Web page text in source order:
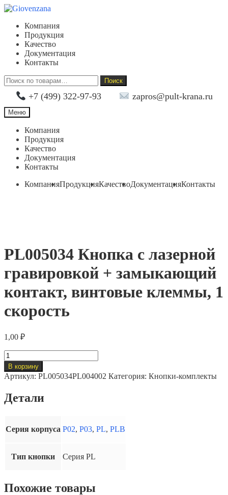
Перейти
навигации
Перейти
содержимому
Компания
Продукция
Качество
Документация
Контакты
Искать:
Поиск
+7 (499) 322-97-93 zapros@pult-krana.ru
Меню
Компания
Продукция
Качество
Документация
Контакты
КомпанияПродукцияКачествоДокументацияКонтакты
PL005034 Кнопка с лазерной
гравировкой + замыкающий
контакт, винтовые клеммы, 1
скорость
1,00 ₽
Количество
товара
PL005034
Кнопка
лазерной
замыкающий
клеммы,
В корзину
Артикул: PL005034PL004002 Категория: Кнопки-комплекты
Детали
Серия корпуса P02, P03, PL, PLB
Тип кнопки Серия PL
Похожие товары